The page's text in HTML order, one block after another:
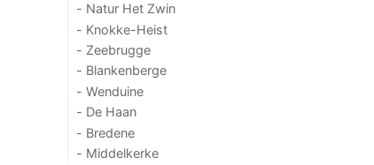
- Natur Het Zwin
- Knokke-Heist
- Zeebrugge
- Blankenberge
- Wenduine
- De Haan
- Bredene
- Middelkerke